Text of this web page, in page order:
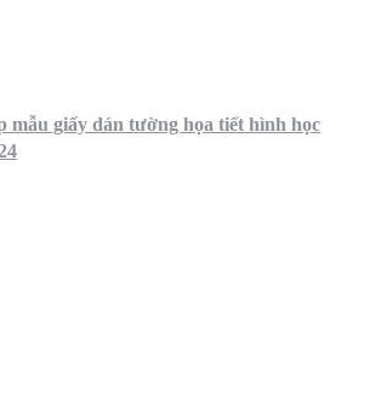
mẫu giấy dán tường họa tiết hình học